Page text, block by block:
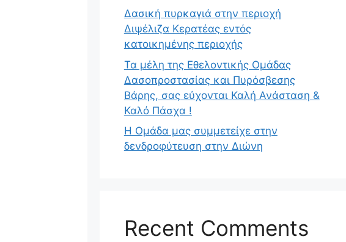
Δασική πυρκαγιά στην περιοχή
Διψέλιζα Κερατέας εντός
κατοικημένης περιοχής
Τα μέλη της Εθελοντικής Ομάδας
Δασοπροστασίας και Πυρόσβεσης
Βάρης, σας εύχονται Καλή Ανάσταση &
Καλό Πάσχα !
Η Ομάδα μας συμμετείχε στην
δενδροφύτευση στην Διώνη
Recent Comments